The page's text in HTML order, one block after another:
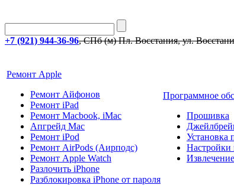
+7 (921) 944-36-96, СПб (м) Пл. Восстания, ул.
Ремонт Apple
Ремонт Айфонов
Ремонт iPad
Ремонт Macbook, iMac
Апгрейд Mac
Ремонт iPod
Ремонт AirPods (Аирподс)
Ремонт Apple Watch
Разлочить iPhone
Разблокировка iPhone от пароля
Программное
Прошивка
Установка
Настройки